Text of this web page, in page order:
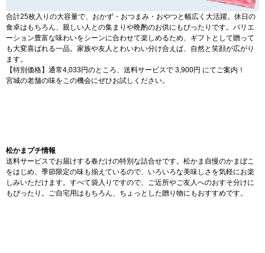
合計25枚入りの大容量で、おかず・おつまみ・おやつと幅広く大活躍。休日の
食卓はもちろん、親しい人との集まりや晩酌のお供にもぴったりです。バリエ
ーション豊富な味わいをシーンに合わせて楽しめるため、ギフトとして贈って
も大変喜ばれる一品。家族や友人とわいわい分け合えば、自然と笑顔が広がり
ます。
【特別価格】通常4,033円のところ、送料サービスで 3,900円 にてご案内！
宮城の老舗の味をこの機会にぜひお試しください。
松かまプチ情報
送料サービスでお届けする春だけの特別な詰合せです。松かま自慢のかまぼこ
をはじめ、季節限定の味も揃えているので、いろいろな美味しさを気軽にお楽
しみいただけます。すべて袋入りですので、ご近所やご友人へのおすそ分けに
もぴったり。ご自宅用はもちろん、ちょっとした贈り物にもおすすめです。